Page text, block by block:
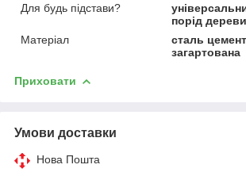
Для будь підстави?
порід
Матеріал
сталь
загартована
Приховати
Умови доставки
Нова Пошта